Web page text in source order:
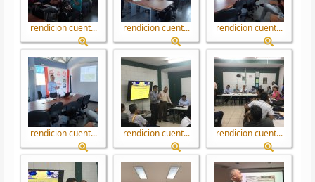
rendicion cuent... rendicion cuent... rendicion cuent...
rendicion cuent... rendicion cuent... rendicion cuent...